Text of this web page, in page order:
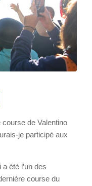
de Valentino
je participé aux
été l’un des
course du